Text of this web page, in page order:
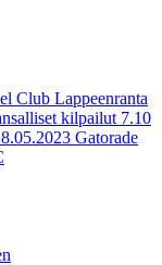
Club Lappeenranta
kilpailut 7.10
Gatorade